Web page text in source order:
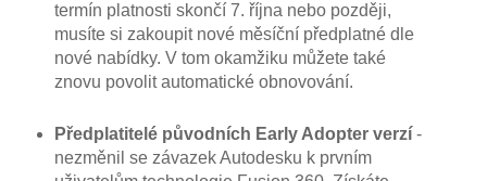
termín platnosti skončí 7. října nebo později,
musíte si zakoupit nové měsíční předplatné dle
nové nabídky. V tom okamžiku můžete také
znovu povolit automatické obnovování.
Předplatitelé původních Early Adopter verzí-
nezměnil se závazek Autodesku k prvním